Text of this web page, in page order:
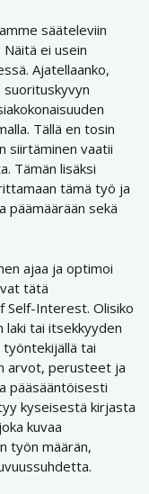
sääteleviin
Näitä ei usein
Ajatellaanko,
Tällä en tosin
siirtäminen vaatii
Tämän lisäksi
tämä työ ja
päämäärään sekä
ajaa ja optimoi
tätä
Self-Interest. Olisiko
laki tai itsekkyyden
työntekijällä tai
arvot, perusteet ja
pääsääntöisesti
kyseisestä kirjasta
kuvaa
työn määrän,